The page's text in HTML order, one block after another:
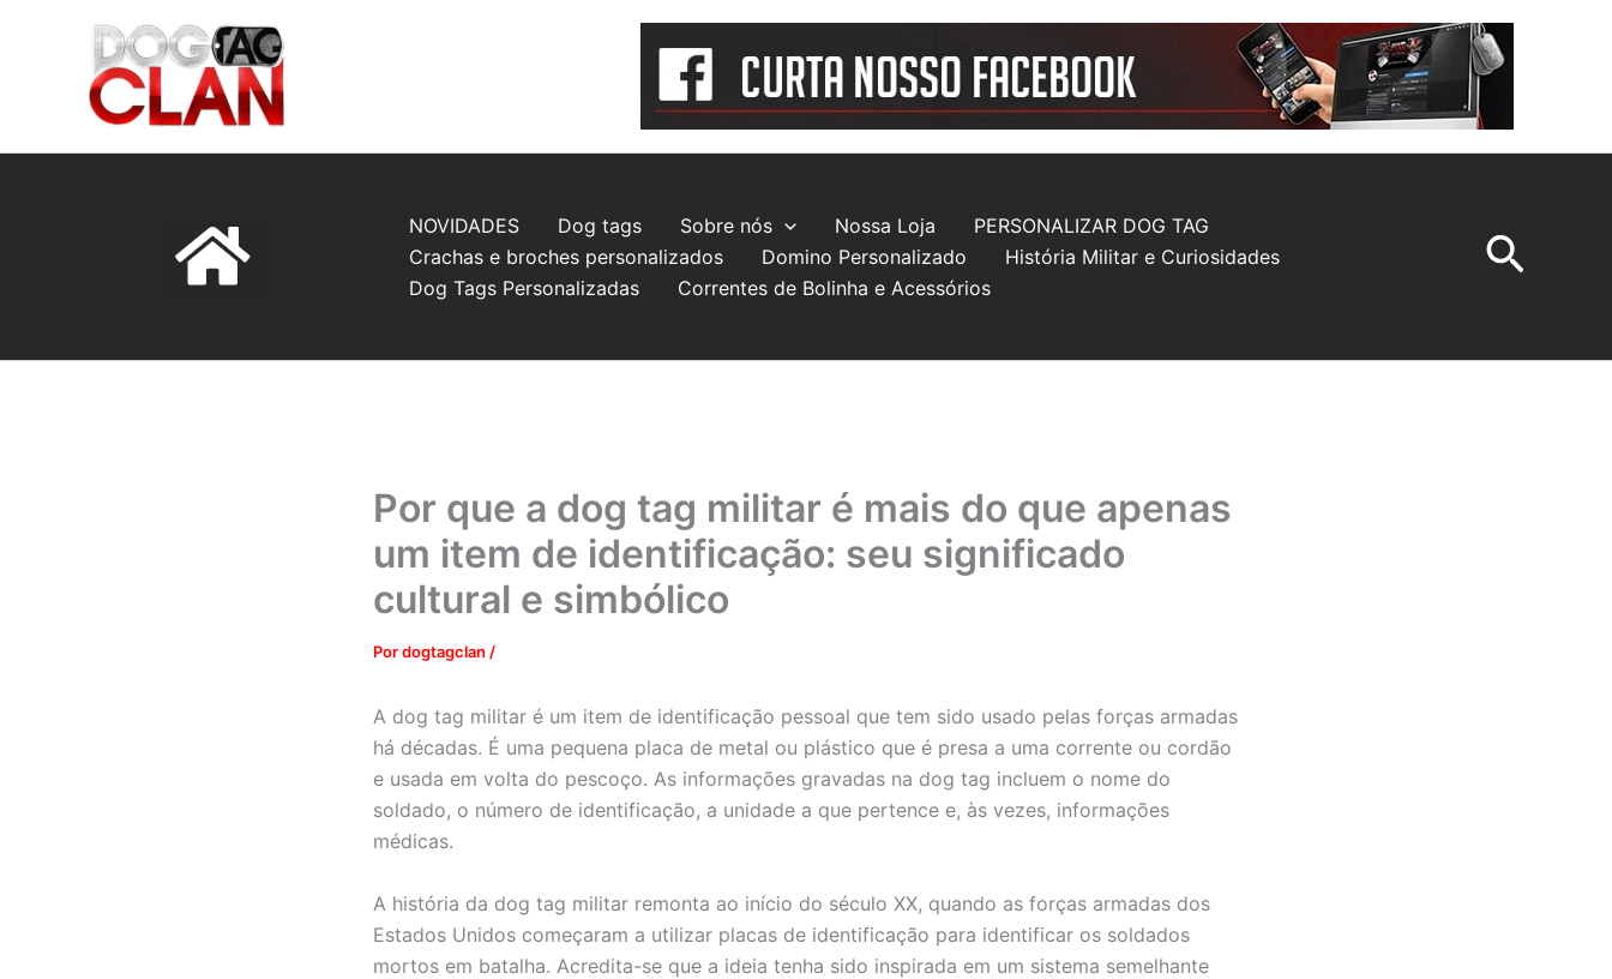
NOVIDADES Dog tags Sobre nós Nossa Loja
PERSONALIZAR DOG TAG
Crachas e broches personalizados
Domino Personalizado
História Militar e Curiosidades
Dog Tags Personalizadas
Correntes de Bolinha e Acessórios
Por que a dog tag militar é mais do que apenas
um item de identificação: seu significado
cultural e simbólico
Pordogtagclan /
A dog tag militar é um item de identificação pessoal que tem sido usado pelas forças armadas
há décadas. É uma pequena placa de metal ou plástico que é presa a uma corrente ou cordão
e usada em volta do pescoço. As informações gravadas na dog tag incluem o nome do
soldado, o número de identificação, a unidade a que pertence e, às vezes, informações
médicas.
A história da dog tag militar remonta ao início do século XX, quando as forças armadas dos
Estados Unidos começaram a utilizar placas de identificação para identificar os soldados
mortos em batalha. Acredita-se que a ideia tenha sido inspirada em um sistema semelhante